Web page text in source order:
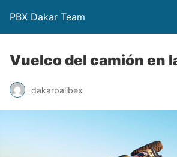
PBX Dakar Team
Vuelco del camión en
dakarpalibex